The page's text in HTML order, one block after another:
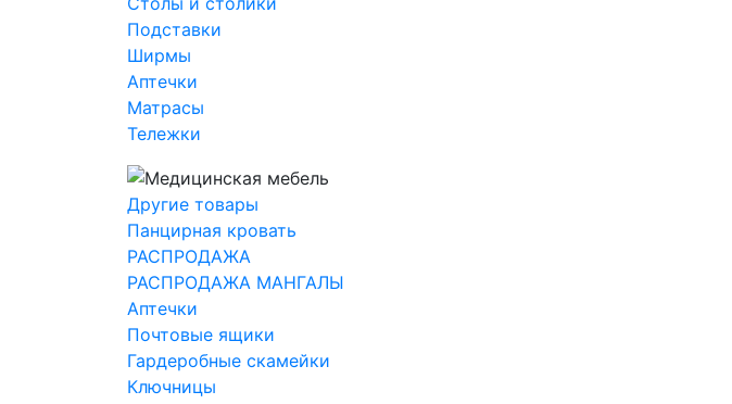
Подставки
Ширмы
Аптечки
Матрасы
Тележки
Другие товары
Панцирная кровать
РАСПРОДАЖА
РАСПРОДАЖА МАНГАЛЫ
Аптечки
Почтовые ящики
Гардеробные скамейки
Ключницы